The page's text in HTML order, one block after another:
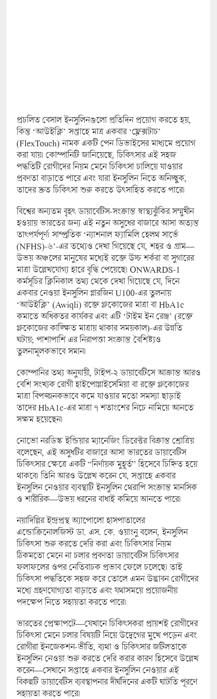
প্রচলিত বেসাল ইনসুলিনগুলো প্রতিদিন প্রয়োগ করতে হয়,
কিন্তু ‘আউইক্লি’ সপ্তাহে মাত্র একবার ‘ফ্লেক্সটাচ’
(FlexTouch) নামক একটি পেন ডিভাইসের মাধ্যমে প্রয়োগ
করা যায়। কোম্পানিটি জানিয়েছে, চিকিৎসার এই সহজ
পদ্ধতিটি রোগীদের নিয়ম মেনে চিকিৎসা চালিয়ে যাওয়ার
প্রবণতা বাড়াতে পারে এবং যারা ইনসুলিন নিতে অনিচ্ছুক,
তাদের দ্রুত চিকিৎসা শুরু করতে উৎসাহিত করতে পারে।
বিশ্বের অন্যতম বৃহৎ ডায়াবেটিস-সংক্রান্ত স্বাস্থ্যঝুঁকির সম্মুখীন
হওয়ায় ভারতের জন্য এই নতুন অসুধের বাজারে আসা অত্যন্ত
তাৎপর্যপূর্ণ। সাম্প্রতিক ‘ন্যাশনাল ফ্যামিলি হেলথ সার্ভে
(NFHS)-৬’-এর তথ্যেও দেখা গিয়েছে যে, শহর ও গ্রাম—
উভয় অঞ্চলের মানুষের মধ্যেই রক্তে উচ্চ শর্করা বা সুগারের
মাত্রা উল্লেখযোগ্য হারে বৃদ্ধি পেয়েছে। ONWARDS-1
কর্মসূচির ক্লিনিকাল তথ্য থেকে দেখা গিয়েছে যে, দিনে
একবার নেওয়া ইনসুলিন গ্লারজিন U100-এর তুলনায়
‘আউইক্লি’ (Awiqli) রক্তে গ্লুকোজের মাত্রা বা HbA1c
কমাতে অধিকতর কার্যকর এবং এটি ‘টাইম ইন রেঞ্জ’ (রক্তে
গ্লুকোজের কাঙ্ক্ষিত মাত্রায় থাকার সময়কাল)-এর উন্নতি
ঘটায়; পাশাপাশি এর নিরাপত্তা সংক্রান্ত বৈশিষ্ট্যও
তুলনামূলকভাবে সমান।
কোম্পানির তথ্য অনুযায়ী, টাইপ-২ ডায়াবেটিসে আক্রান্ত আরও
বেশি সংখ্যক রোগী হাইপোগ্লাইসেমিয়া বা রক্তে গ্লুকোজের
মাত্রা বিপজ্জনকভাবে কমে যাওয়ার মতো সমস্যা ছাড়াই
তাদের HbA1c-এর মাত্রা ৭ শতাংশের নিচে নামিয়ে আনতে
সক্ষম হয়েছেন।
নোভো নরডিস্ক ইন্ডিয়ার ম্যানেজিং ডিরেক্টর বিক্রান্ত শ্রোত্রিয়
বলেছেন, এই অসুধটির বাজারে আসা ভারতের ডায়াবেটিস
চিকিৎসার ক্ষেত্রে একটি “নির্ণায়ক মুহূর্ত” হিসেবে চিহ্নিত হয়ে
থাকবে। তিনি আরও উল্লেখ করেন যে, সপ্তাহে একবার
ইনসুলিন নেওয়ার ব্যবস্থাটি ইনসুলিন থেরাপি সংক্রান্ত মানসিক
ও শারীরিক—উভয় ধরনের বাধাই কমিয়ে আনতে পারে।
নয়াদিল্লির ইন্দ্রপ্রস্থ অ্যাপোলো হাসপাতালের
এন্ডোক্রিনোলজিস্ট ডা. এস. কে. ওয়াংনু বলেন, ইনসুলিন
চিকিৎসা শুরু করতে দেরি করা এবং চিকিৎসার নিয়ম
ঠিকমতো মেনে না চলার প্রবণতা ডায়াবেটিস চিকিৎসার
ফলাফলের ওপর নেতিবাচক প্রভাব ফেলে চলেছে। তাই
চিকিৎসা পদ্ধতিকে সহজ করে তোলে এমন উদ্ভাবন রোগীদের
মধ্যে গ্রহণযোগ্যতা বাড়াতে এবং যথাসময়ে প্রয়োজনীয়
পদক্ষেপ নিতে সহায়তা করতে পারে।
ভারতের প্রেক্ষাপটে—যেখানে চিকিৎসকরা প্রায়শই রোগীদের
চিকিৎসা মেনে চলার বিষয়টি নিয়ে উদ্বেগের মুখে পড়েন এবং
রোগীরা ইনজেকশন-ভীতি, ব্যথা ও চিকিৎসার জটিলতাকে
ইনসুলিন নেওয়া শুরু করতে দেরি করার কারণ হিসেবে উল্লেখ
করেন—সেখানে সপ্তাহে একবার ইনসুলিন নেওয়ার এই
বিকল্পটি ডায়াবেটিস ব্যবস্থাপনার দীর্ঘদিনের একটি ঘাটতি পূরণে
সহায়তা করতে পারে।